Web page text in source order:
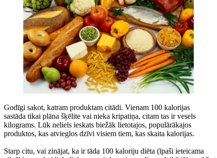
Godīgi sakot, katram produktam citādi. Vienam 100 kalorijas
sastāda tikai plāna šķēlite vai nieka kripatiņa, citam tas ir vesels
kilograms. Lūk neliels ieskats biežāk lietotajos, populārākajos
produktos, kas atvieglos dzīvi visiem tiem, kas skaita kalorijas.
Starp citu, vai zinājat, ka ir tāda 100 kaloriju diēta (īpaši ieteicama